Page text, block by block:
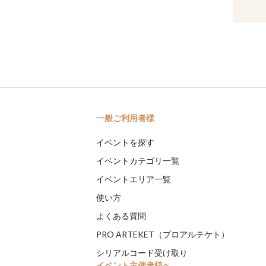
一般ご利用者様
イベントを探す
イベントカテゴリ一覧
イベントエリア一覧
使い方
よくある質問
PRO ARTEKET（プロアルテケト）
シリアルコード受け取り